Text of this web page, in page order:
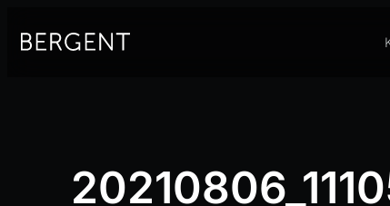
sisältöön